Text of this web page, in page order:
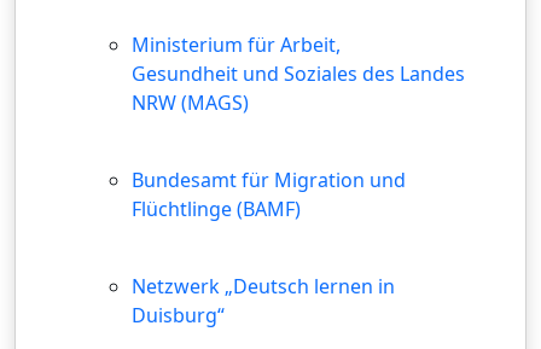
Ministerium für Arbeit,
Gesundheit und Soziales des Landes
NRW (MAGS)
Bundesamt für Migration und
Flüchtlinge (BAMF)
Netzwerk „Deutsch lernen in
Duisburg“